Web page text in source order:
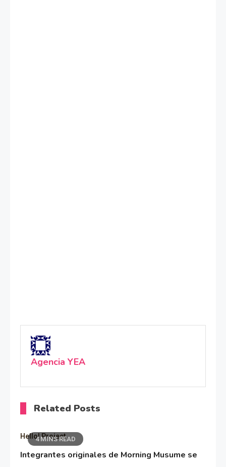
Agencia YEA
Related Posts
4 MINS READ
Hello! Project
Integrantes originales de Morning Musume se